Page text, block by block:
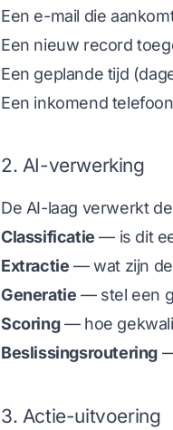
Een e-mail die
Een nieuw record
Een geplande tijd
Een inkomend
2. AI-verwerking
De AI-laag verwerkt
Classificatie — is dit
Extractie — wat zijn
Generatie — stel een
Scoring— hoe
Beslissingsroutering
3. Actie-uitvoering